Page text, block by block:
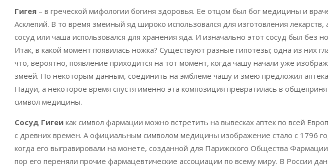
Гигея – в греческой мифологии богиня здоровья. Ее отцом был бог медицины и
Асклепий. В то время змеиный яд широко использовался для изготовления лекарств,
сосуд или чаша использовался для хранения яда. И изначально этот сосуд был без
Итак, в какой момент появилась ножка? Существуют разные гипотезы; одна из них
что, вероятно, появление приходится на тот момент, когда чашу начали уже
змеёй. По некоторым данным, соединить на эмблеме чашу и змею предложил
Падуи, а некоторое время спустя именно эта композиция превратилась в
символ медицины.
Сосуд Гигеи как символ фармации можно встретить на вывесках аптек по всей
с древних времен. А официальным символом медицины изображение стало с 1796
когда его выгравировали на монете, созданной для Парижского Общества
пор его переняли прочие фармацевтические ассоциации по всему миру. В России